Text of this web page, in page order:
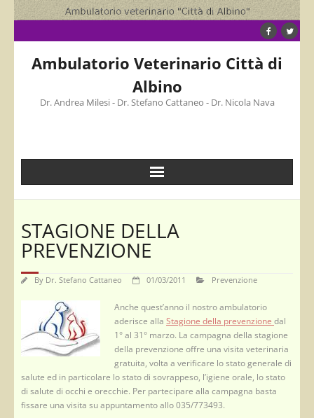
Skip
to
Ambulatorio Veterinario Città di
Albino
Dr. Andrea Milesi - Dr. Stefano Cattaneo - Dr. Nicola Nava
STAGIONE DELLA
PREVENZIONE
By Dr. Stefano Cattaneo 01/03/2011 Prevenzione
Anche quest’anno il nostro ambulatorio
aderisce alla Stagione della prevenzione dal
1° al 31° marzo. La campagna della stagione
della prevenzione offre una visita veterinaria
gratuita, volta a verificare lo stato generale di
salute ed in particolare lo stato di sovrappeso, l’igiene orale, lo stato
di salute di occhi e orecchie. Per partecipare alla campagna basta
fissare una visita su appuntamento allo 035/773493.